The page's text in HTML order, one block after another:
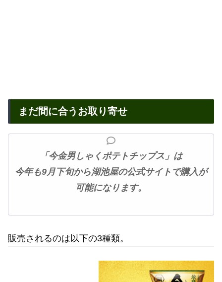
まだ間に合うお取り寄せ
「今金男しゃくポテトチップス 」は
今年も9月下旬から湖池屋の公式サイトで購入が
可能になります。
販売されるのは以下の3種類。